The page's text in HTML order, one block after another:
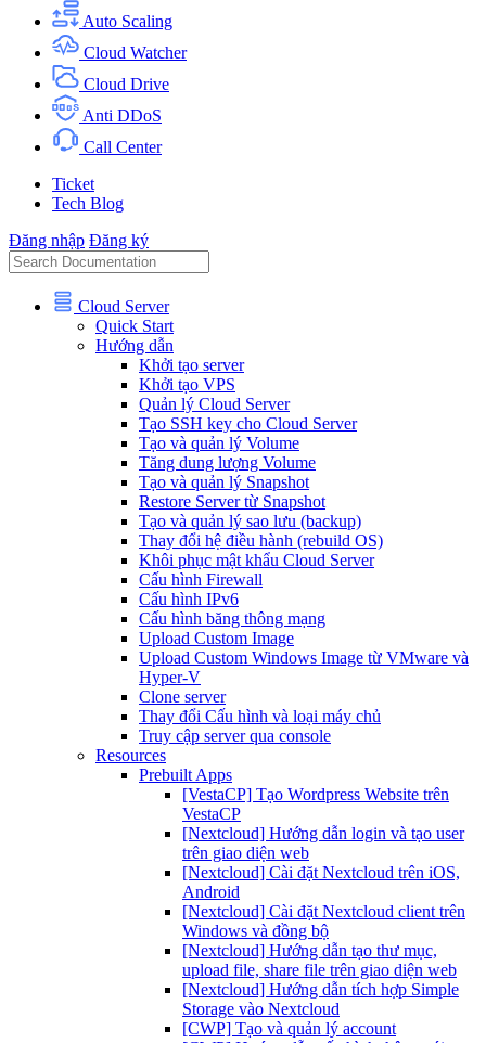
Auto Scaling
Cloud Watcher
Cloud Drive
Anti DDoS
Call Center
Ticket
Tech Blog
Đăng nhập Đăng ký
Cloud Server
Quick Start
Hướng dẫn
Khởi tạo server
Khởi tạo VPS
Quản lý Cloud Server
Tạo SSH key cho Cloud Server
Tạo và quản lý Volume
Tăng dung lượng Volume
Tạo và quản lý Snapshot
Restore Server từ Snapshot
Tạo và quản lý sao lưu (backup)
Thay đổi hệ điều hành (rebuild OS)
Khôi phục mật khẩu Cloud Server
Cấu hình Firewall
Cấu hình IPv6
Cấu hình băng thông mạng
Upload Custom Image
Upload Custom Windows Image từ VMware và
Hyper-V
Clone server
Thay đổi Cấu hình và loại máy chủ
Truy cập server qua console
Resources
Prebuilt Apps
[VestaCP] Tạo Wordpress Website trên
VestaCP
[Nextcloud] Hướng dẫn login và tạo user
trên giao diện web
[Nextcloud] Cài đặt Nextcloud trên iOS,
Android
[Nextcloud] Cài đặt Nextcloud client trên
Windows và đồng bộ
[Nextcloud] Hướng dẫn tạo thư mục,
upload file, share file trên giao diện web
[Nextcloud] Hướng dẫn tích hợp Simple
Storage vào Nextcloud
[CWP] Tạo và quản lý account